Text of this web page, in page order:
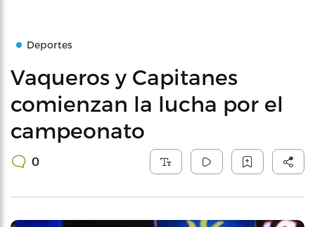
Deportes
Vaqueros y Capitanes
comienzan la lucha por el
campeonato
0